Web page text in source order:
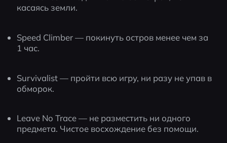
касаясь земли.
Speed Climber — покинуть остров менее чем за
1 час.
Survivalist — пройти всю игру, ни разу не упав в
обморок.
Leave No Trace — не разместить ни одного
предмета. Чистое восхождение без помощи.